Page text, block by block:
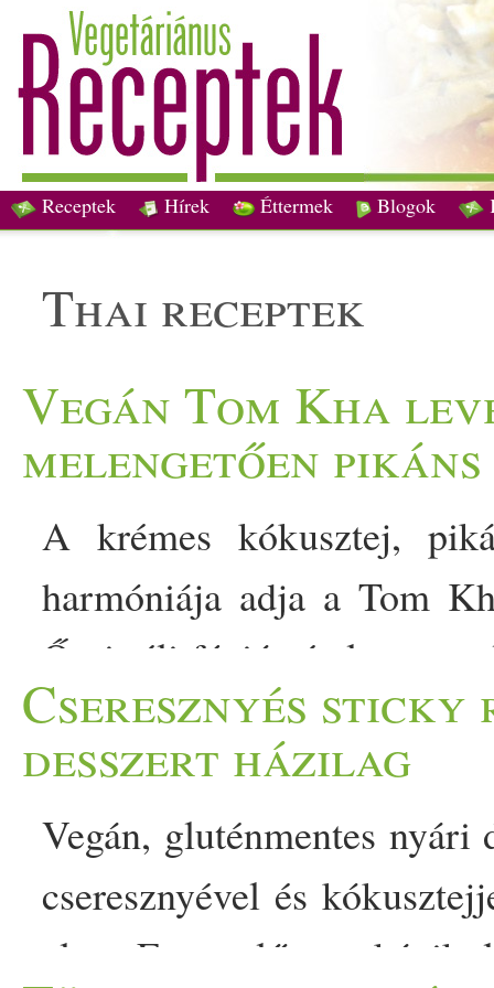
Receptek Hírek Éttermek Blogok
thai receptek
Vegán Tom Kha
melengetően
A krémes kókusztej,
harmóniája adja a Tom
Őszi-téli fúziós étel ez,
ízek találkoznak. A
legkedveltebb fogása,
frissesség és fűszeres
eredeti recept szerint ez
- illatos és melengetően
Cseresznyés
desszert házilag
Vegán, gluténmentes
cseresznyével és
alatt. Extra előny a